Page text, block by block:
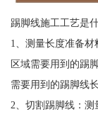
踢脚线施工工艺是
1、测量长度准备
区域需要用到的踢
需要用到的踢脚线
2、切割踢脚线：测